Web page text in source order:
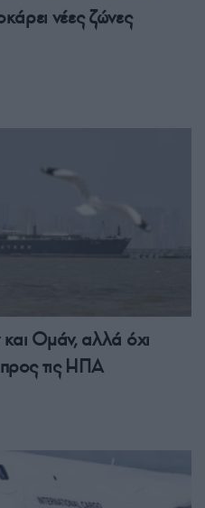
νέες ζώνες
Ομάν, αλλά όχι
τις ΗΠΑ